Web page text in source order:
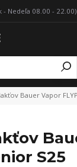
- Nedeľa 08.00 - 22.00)
Bauer Vapor
S25